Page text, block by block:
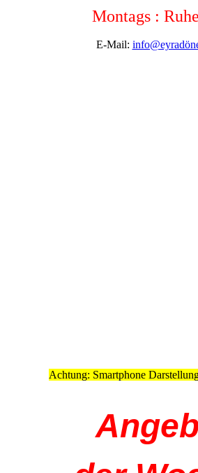
Montags :
E-Mail:
Achtung: Smartphone